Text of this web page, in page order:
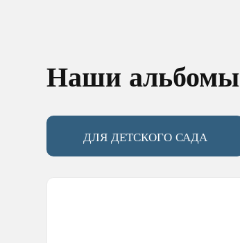
Наши альбомы
ДЛЯ ДЕТСКОГО САДА